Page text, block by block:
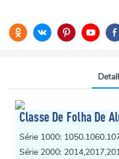
Classe De Folha De
Série 1000:
Série 2000: